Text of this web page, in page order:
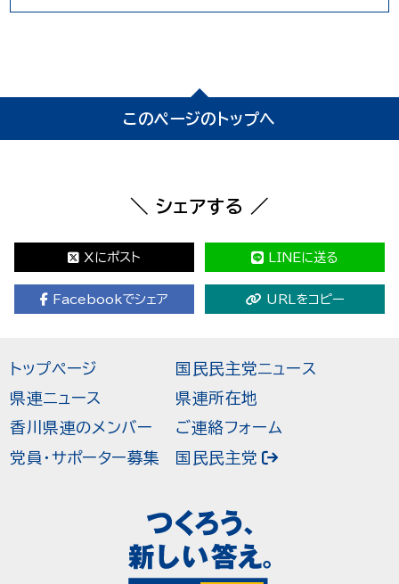
このページのトップへ
＼ シェアする ／
Xにポスト LINEに送る
Facebookでシェア URLをコピー
トップページ
県連ニュース
香川県連のメンバー
党員・サポーター募集
国民民主党ニュース
県連所在地
ご連絡フォーム
国民民主党